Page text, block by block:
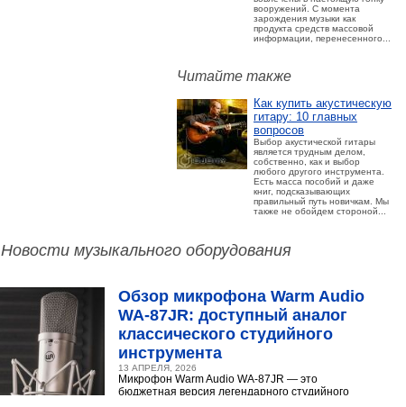
вооружений. С момента
зарождения музыки как
продукта средств массовой
информации, перенесенного...
Читайте также
Как купить акустическую
гитару: 10 главных
вопросов
Выбор акустической гитары
является трудным делом,
собственно, как и выбор
любого другого инструмента.
Есть масса пособий и даже
книг, подсказывающих
правильный путь новичкам. Мы
также не обойдем стороной...
Новости музыкального оборудования
Обзор микрофона Warm Audio
WA‑87JR: доступный аналог
классического студийного
инструмента
13 АПРЕЛЯ, 2026
Микрофон Warm Audio WA‑87JR — это
бюджетная версия легендарного студийного